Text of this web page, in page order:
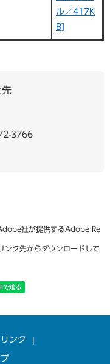
ル／417K
B]
先
3766
社が提供するAdobe Re
ク先からダウンロードして
ンク